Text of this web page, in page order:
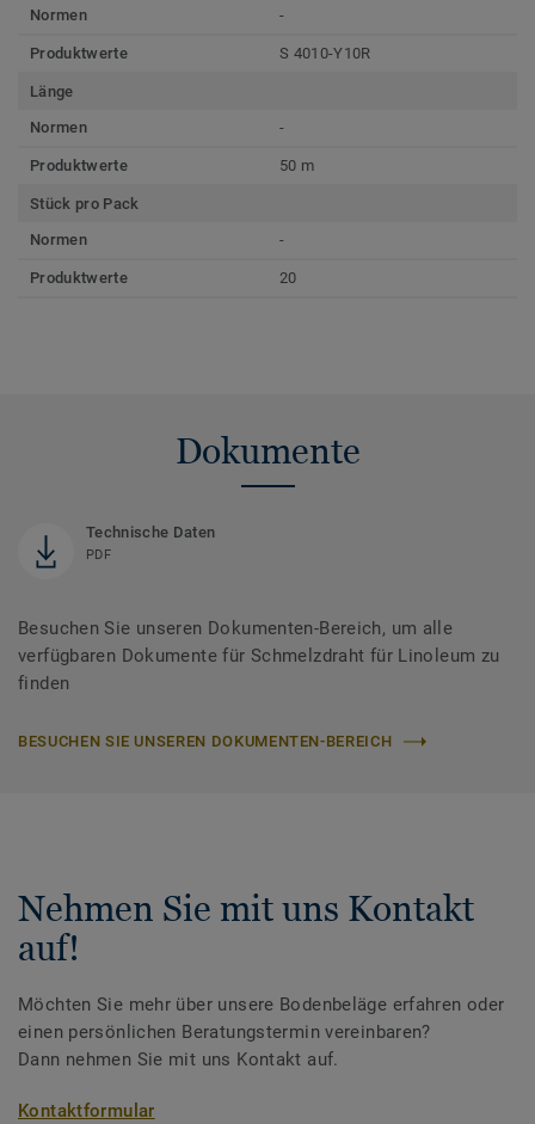
Normen
-
Produktwerte S 4010-Y10R
Länge
Normen
-
Produktwerte 50 m
Stück pro Pack
Normen
-
Produktwerte 20
Dokumente
Technische Daten
PDF
Besuchen Sie unseren Dokumenten-Bereich, um alle
verfügbaren Dokumente für Schmelzdraht für Linoleum zu
finden
BESUCHEN SIE UNSEREN DOKUMENTEN-BEREICH
Nehmen Sie mit uns Kontakt
auf!
Möchten Sie mehr über unsere Bodenbeläge erfahren oder
einen persönlichen Beratungstermin vereinbaren?
Dann nehmen Sie mit uns Kontakt auf.
Kontaktformular